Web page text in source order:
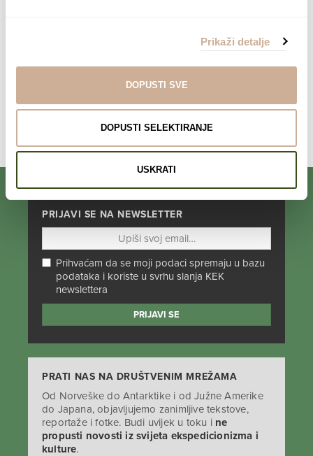
Prikaži detalje
DOPUSTI SVE
DOPUSTI SELEKTIRANJE
USKRATI
Komentari su zatvoreni.
PRIJAVI SE NA NEWSLETTER
Prihvaćam da se moji podaci spremaju u bazu
podataka i koriste u svrhu slanja KEK
newslettera
PRATI NAS NA DRUŠTVENIM MREŽAMA
Od Norveške do Antarktike i od Južne Amerike
do Japana, objavljujemo zanimljive tekstove,
reportaže i fotke. Budi uvijek u toku i ne
propusti novosti iz svijeta ekspedicionizma i
kulture.